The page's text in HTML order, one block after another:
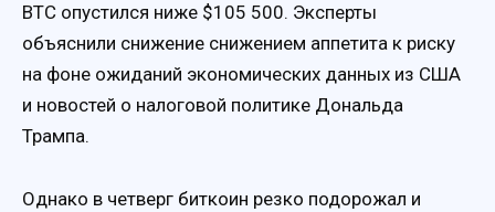
BTC опустился ниже $105 500. Эксперты
объяснили снижение снижением аппетита к риску
на фоне ожиданий экономических данных из США
и новостей о налоговой политике Дональда
Трампа.
Однако в четверг биткоин резко подорожал и